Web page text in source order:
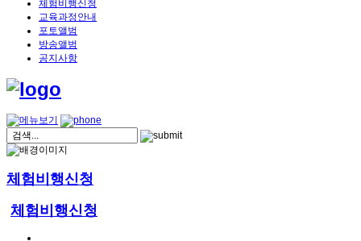
체험비행신청
교육과정안내
포토앨범
방송앨범
공지사항
체험비행신청
체험비행신청